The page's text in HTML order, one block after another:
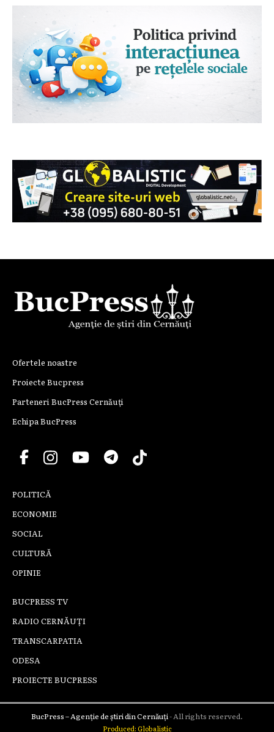
Ofertele noastre
Proiecte Bucpress
Parteneri BucPress Cernăuți
Echipa BucPress
POLITICĂ
ECONOMIE
SOCIAL
CULTURĂ
OPINIE
BUCPRESS TV
RADIO CERNĂUȚI
TRANSCARPATIA
ODESA
PROIECTE BUCPRESS
BucPress – Agenție de știri din Cernăuți- All rights reserved.
Produced: Globalistic